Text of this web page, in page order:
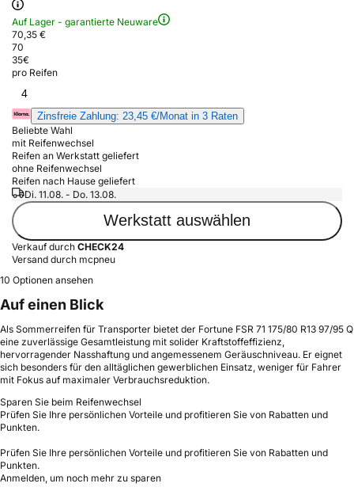
Auf Lager - garantierte Neuware
70,35 €
70
35€
pro Reifen
4
Zinsfreie Zahlung: 23,45 €/Monat in 3 Raten
Beliebte Wahl
mit Reifenwechsel
Reifen an Werkstatt geliefert
ohne Reifenwechsel
Reifen nach Hause geliefert
Di. 11.08. - Do. 13.08.
Werkstatt auswählen
Verkauf durch CHECK24
Versand durch mcpneu
10 Optionen ansehen
Auf einen Blick
Als Sommerreifen für Transporter bietet der Fortune FSR 71 175/80 R13 97/95 Q
eine zuverlässige Gesamtleistung mit solider Kraftstoffeffizienz,
hervorragender Nasshaftung und angemessenem Geräuschniveau. Er eignet
sich besonders für den alltäglichen gewerblichen Einsatz, weniger für Fahrer
mit Fokus auf maximaler Verbrauchsreduktion.
Sparen Sie beim Reifenwechsel
Prüfen Sie Ihre persönlichen Vorteile und profitieren Sie von Rabatten und
Punkten.
Prüfen Sie Ihre persönlichen Vorteile und profitieren Sie von Rabatten und
Punkten.
Anmelden, um noch mehr zu sparen